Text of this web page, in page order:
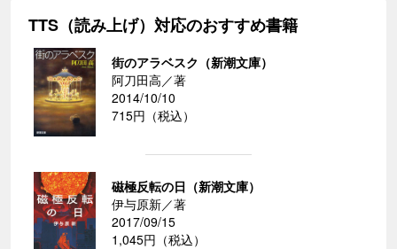
TTS（読み上げ）対応のおすすめ書籍
街のアラベスク（新潮文庫）
阿刀田高／著
2014/10/10
715円（税込）
磁極反転の日（新潮文庫）
伊与原新／著
2017/09/15
1,045円（税込）